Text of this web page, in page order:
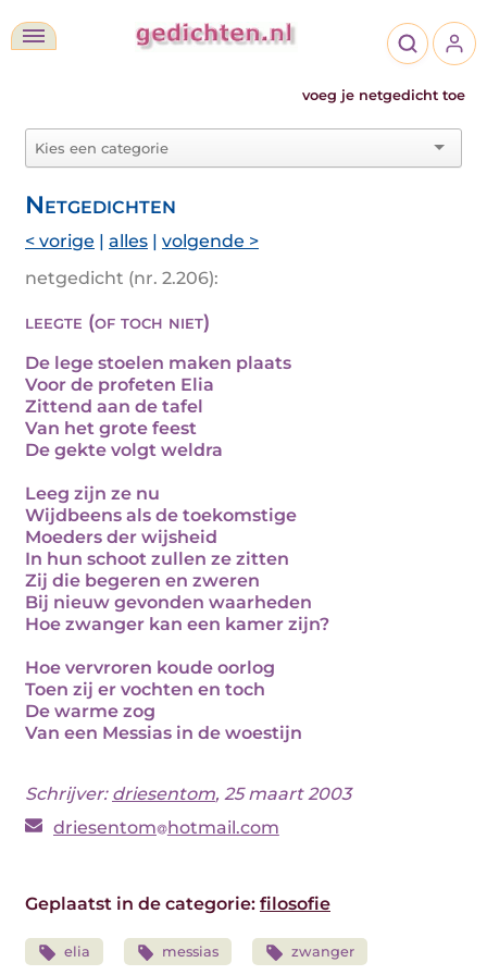
voeg je netgedicht toe
Netgedichten
< vorige | alles | volgende >
netgedicht (nr. 2.206):
leegte (of toch niet)
De lege stoelen maken plaats
Voor de profeten Elia
Zittend aan de tafel
Van het grote feest
De gekte volgt weldra
Leeg zijn ze nu
Wijdbeens als de toekomstige
Moeders der wijsheid
In hun schoot zullen ze zitten
Zij die begeren en zweren
Bij nieuw gevonden waarheden
Hoe zwanger kan een kamer zijn?
Hoe vervroren koude oorlog
Toen zij er vochten en toch
De warme zog
Van een Messias in de woestijn
Schrijver: driesentom, 25 maart 2003
driesentom hotmail.com
Geplaatst in de categorie: filosofie
elia messias zwanger